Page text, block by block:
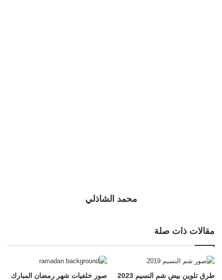
محمد الشاذلي
مقالات ذات صلة
طرق تلوين بيض شم النسيم 2023
صور خلفيات شهر رمضان المبارك